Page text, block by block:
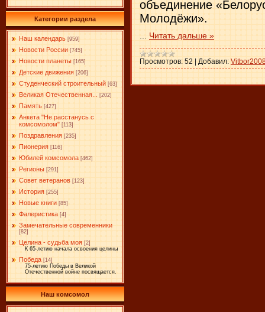
Категории раздела
Наш календарь [959]
Новости России [745]
Новости планеты [165]
Детские движения [206]
Студенческий строительный [63]
Великая Отечественная... [202]
Память [427]
Анкета "Не расстанусь с
комсомолом" [113]
Поздравления [235]
Пионерия [116]
Юбилей комсомола [462]
Регионы [291]
Совет ветеранов [123]
История [255]
Новые книги [85]
Фалеристика [4]
Замечательные современники
[82]
Целина - судьба моя [2]
К 65-летию начала освоения целины
Победа [14]
75-летию Победы в Великой
Отечественной войне посвящается.
Наш комсомол
объединение
Молодёжи».
... Читать дальше »
Просмотров: 52 Добавил: